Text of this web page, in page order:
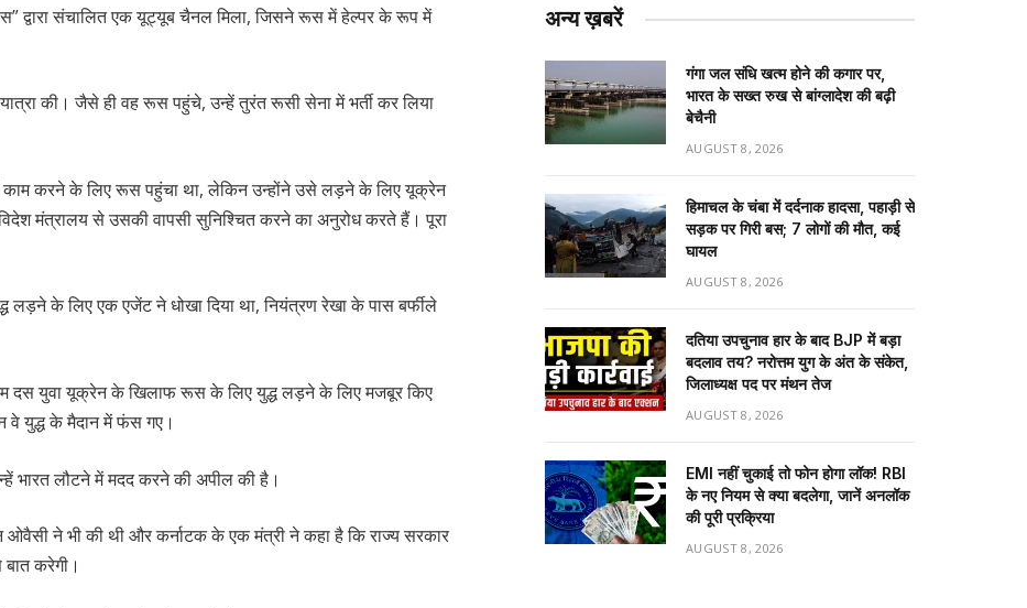
द्वारा संचालित एक यूट्यूब चैनल मिला, जिसने रूस में हेल्पर के रूप में
की। जैसे ही वह रूस पहुंचे, उन्हें तुरंत रूसी सेना में भर्ती कर लिया
काम करने के लिए रूस पहुंचा था, लेकिन उन्होंने उसे लड़ने के लिए यूक्रेन
मंत्रालय से उसकी वापसी सुनिश्चित करने का अनुरोध करते हैं। पूरा
लड़ने के लिए एक एजेंट ने धोखा दिया था, नियंत्रण रेखा के पास बर्फीले
दस युवा यूक्रेन के खिलाफ रूस के लिए युद्ध लड़ने के लिए मजबूर किए
वे युद्ध के मैदान में फंस गए।
भारत लौटने में मदद करने की अपील की है।
ने भी की थी और कर्नाटक के एक मंत्री ने कहा है कि राज्य सरकार
करेगी।
अन्य ख़बरें
गंगा जल संधि खत्म होने की कगार पर,
भारत के सख्त रुख से बांग्लादेश की बढ़ी
बेचैनी
AUGUST 8, 2026
हिमाचल के चंबा में दर्दनाक हादसा, पहाड़ी से
सड़क पर गिरी बस; 7 लोगों की मौत, कई
घायल
AUGUST 8, 2026
दतिया उपचुनाव हार के बाद BJP में बड़ा
बदलाव तय? नरोत्तम युग के अंत के संकेत,
जिलाध्यक्ष पद पर मंथन तेज
AUGUST 8, 2026
EMI नहीं चुकाई तो फोन होगा लॉक! RBI
के नए नियम से क्या बदलेगा, जानें अनलॉक
की पूरी प्रक्रिया
AUGUST 8, 2026